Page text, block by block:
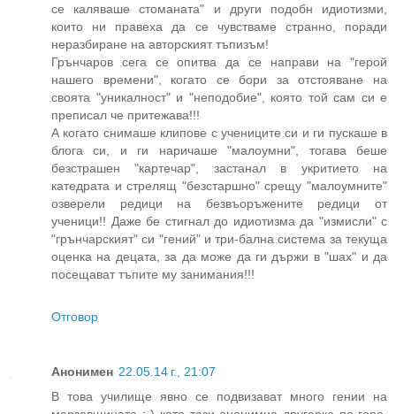
се каляваше стоманата" и други подобн идиотизми,
които ни правеха да се чувстваме странно, поради
неразбиране на авторският тъпизъм!
Грънчаров сега се опитва да се направи на "герой
нашего времени", когато се бори за отстояване на
своята "уникалност" и "неподобие", която той сам си е
преписал че притежава!!!
А когато снимаше клипове с учениците си и ги пускаше в
блога си, и ги наричаше "малоумни", тогава беше
безстрашен "картечар", застанал в укритието на
катедрата и стрелящ "безстаршно" срещу "малоумните"
озверели редици на безвъоръжените редици от
ученици!! Даже бе стигнал до идиотизма да "измисли" с
"грънчарският" си "гений" и три-бална система за текуща
оценка на децата, за да може да ги държи в "шах" и да
посещават тъпите му занимания!!!
Отговор
Анонимен 22.05.14 г., 21:07
В това училище явно се подвизават много гении на